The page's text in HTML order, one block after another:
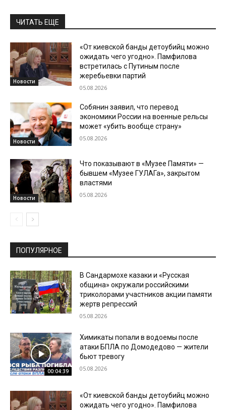
ЧИТАТЬ ЕЩЕ
Новости
«От киевской банды детоубийц можно
ожидать чего угодно». Памфилова
встретилась с Путиным после
жеребьевки партий
05.08.2026
Новости
Собянин заявил, что перевод
экономики России на военные рельсы
может «убить вообще страну»
05.08.2026
Новости
Что показывают в «Музее Памяти» —
бывшем «Музее ГУЛАГа», закрытом
властями
05.08.2026
ПОПУЛЯРНОЕ
В Сандармохе казаки и «Русская
община» окружали российскими
триколорами участников акции памяти
жертв репрессий
05.08.2026
00:04:39
Химикаты попали в водоемы после
атаки БПЛА по Домодедово — жители
бьют тревогу
05.08.2026
«От киевской банды детоубийц можно
ожидать чего угодно». Памфилова